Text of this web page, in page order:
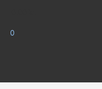
indholdet
0